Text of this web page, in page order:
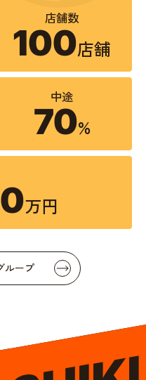
ループ
店舗数
100店舗
中途
70%
万円